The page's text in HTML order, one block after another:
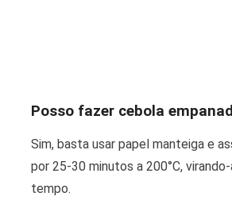
Posso fazer cebola
Sim, basta usar papel manteiga e
por 25-30 minutos a 200°C,
tempo.